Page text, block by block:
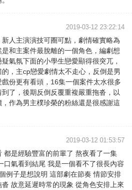
2019-03-12 23:22:14
人主演演技可圈可點，劇情確實略為
和主案件最脫離的一個角色，編劇想
氣氛下面的小學生戀愛顯得很突兀，
的，主cp戀愛劇情太不走心，反倒是男
份更有看頭，16集一個案件太水很多
了，後期反倒反覆重複嚴重拖沓，以
，作為男主樸珍榮的粉絲還是很感謝這
2019-03-12 01:53:57
都是經驗豐富的前輩了 熬夜看了一集
口氣看到結尾 我是一個看不了很長內容
例子是想說明 這部劇在節奏 情節安排
沓 故意延遲時常的現象 從角色安排上來